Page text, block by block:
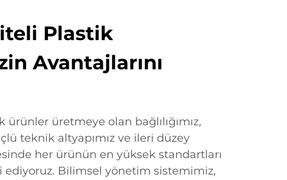
Plastik
Avantajlarını
üretmeye olan bağlılığımız,
teknik altyapımız ve ileri düzey
her ürünün en yüksek standartları
ediyoruz. Bilimsel yönetim sistemimiz,